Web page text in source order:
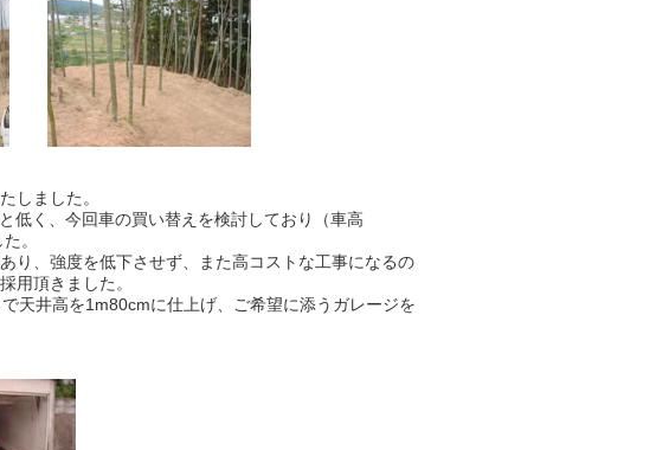
しました。
低く、今回車の買い替えを検討しており（車高
。
り、強度を低下させず、また高コストな工事になるの
用頂きました。
天井高を1m80cmに仕上げ、ご希望に添うガレージを